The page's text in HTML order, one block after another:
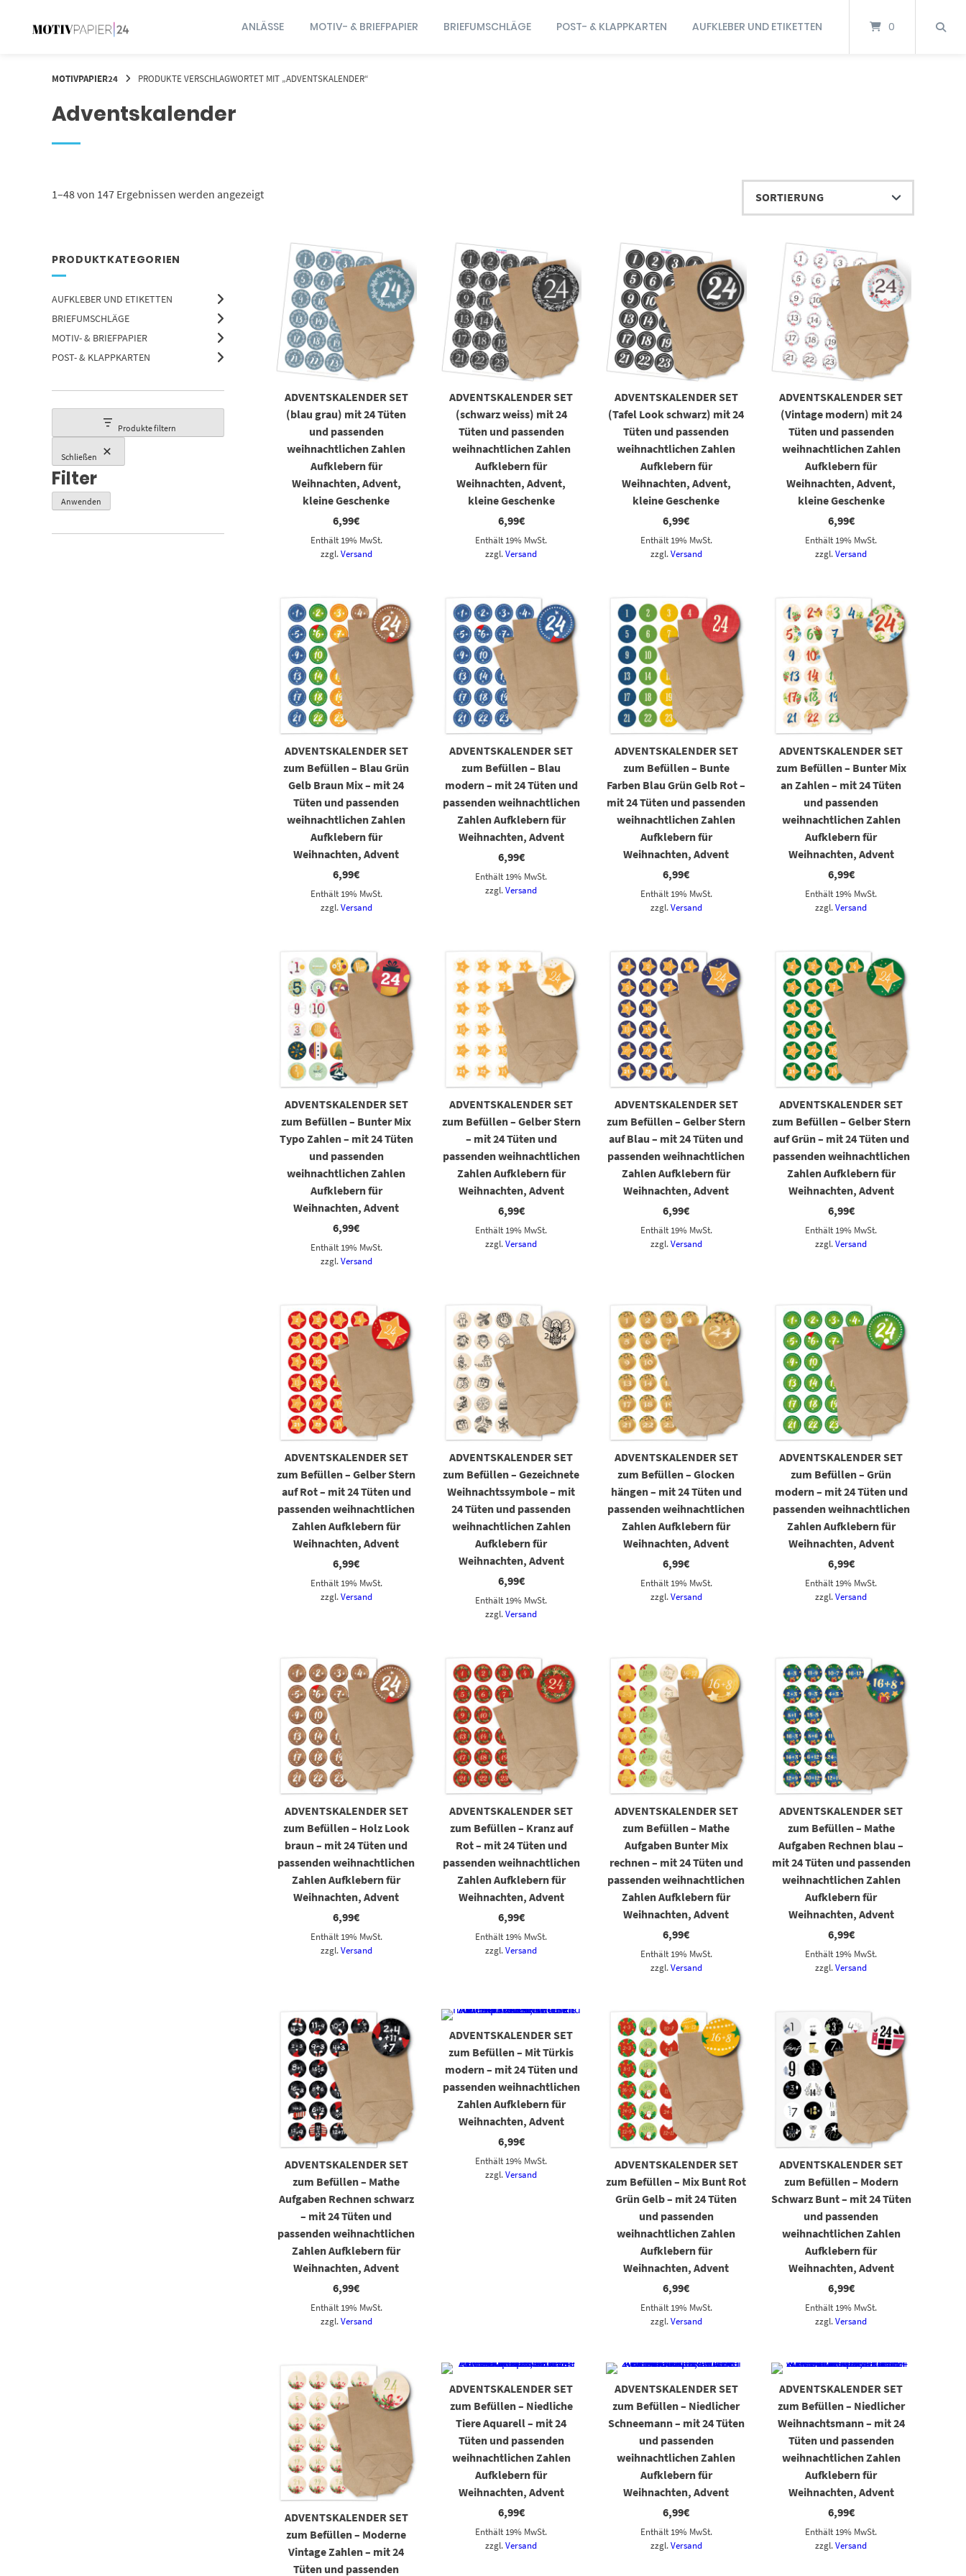
ANLÄSSE MOTIV- & BRIEFPAPIER BRIEFUMSCHLÄGE POST- & KLAPPKARTEN AUFKLEBER UND ETIKETTEN 0
MOTIVPAPIER24 PRODUKTE VERSCHLAGWORTET MIT „ADVENTSKALENDER“
Adventskalender
1–48 von 147 Ergebnissen werden angezeigt
ADVENTSKALENDER SET
(blau grau) mit 24 Tüten
und passenden
weihnachtlichen Zahlen
Aufklebern für
Weihnachten, Advent,
kleine Geschenke
6,99€
Enthält 19% MwSt.
zzgl.Versand
ADVENTSKALENDER SET
(schwarz weiss) mit 24
Tüten und passenden
weihnachtlichen Zahlen
Aufklebern für
Weihnachten, Advent,
kleine Geschenke
6,99€
Enthält 19% MwSt.
zzgl.Versand
ADVENTSKALENDER SET
(Tafel Look schwarz) mit 24
Tüten und passenden
weihnachtlichen Zahlen
Aufklebern für
Weihnachten, Advent,
kleine Geschenke
6,99€
Enthält 19% MwSt.
zzgl.Versand
ADVENTSKALENDER SET
(Vintage modern) mit 24
Tüten und passenden
weihnachtlichen Zahlen
Aufklebern für
Weihnachten, Advent,
kleine Geschenke
6,99€
Enthält 19% MwSt.
zzgl.Versand
ADVENTSKALENDER SET
zum Befüllen – Blau Grün
Gelb Braun Mix – mit 24
Tüten und passenden
weihnachtlichen Zahlen
Aufklebern für
Weihnachten, Advent
6,99€
Enthält 19% MwSt.
zzgl.Versand
ADVENTSKALENDER SET
zum Befüllen – Blau
modern – mit 24 Tüten und
passenden weihnachtlichen
Zahlen Aufklebern für
Weihnachten, Advent
6,99€
Enthält 19% MwSt.
zzgl.Versand
ADVENTSKALENDER SET
zum Befüllen – Bunte
Farben Blau Grün Gelb Rot –
mit 24 Tüten und passenden
weihnachtlichen Zahlen
Aufklebern für
Weihnachten, Advent
6,99€
Enthält 19% MwSt.
zzgl.Versand
ADVENTSKALENDER SET
zum Befüllen – Bunter Mix
an Zahlen – mit 24 Tüten
und passenden
weihnachtlichen Zahlen
Aufklebern für
Weihnachten, Advent
6,99€
Enthält 19% MwSt.
zzgl.Versand
ADVENTSKALENDER SET
zum Befüllen – Bunter Mix
Typo Zahlen – mit 24 Tüten
und passenden
weihnachtlichen Zahlen
Aufklebern für
Weihnachten, Advent
6,99€
Enthält 19% MwSt.
zzgl.Versand
ADVENTSKALENDER SET
zum Befüllen – Gelber Stern
– mit 24 Tüten und
passenden weihnachtlichen
Zahlen Aufklebern für
Weihnachten, Advent
6,99€
Enthält 19% MwSt.
zzgl.Versand
ADVENTSKALENDER SET
zum Befüllen – Gelber Stern
auf Blau – mit 24 Tüten und
passenden weihnachtlichen
Zahlen Aufklebern für
Weihnachten, Advent
6,99€
Enthält 19% MwSt.
zzgl.Versand
ADVENTSKALENDER SET
zum Befüllen – Gelber Stern
auf Grün – mit 24 Tüten und
passenden weihnachtlichen
Zahlen Aufklebern für
Weihnachten, Advent
6,99€
Enthält 19% MwSt.
zzgl.Versand
ADVENTSKALENDER SET
zum Befüllen – Gelber Stern
auf Rot – mit 24 Tüten und
passenden weihnachtlichen
Zahlen Aufklebern für
Weihnachten, Advent
6,99€
Enthält 19% MwSt.
zzgl.Versand
ADVENTSKALENDER SET
zum Befüllen – Gezeichnete
Weihnachtssymbole – mit
24 Tüten und passenden
weihnachtlichen Zahlen
Aufklebern für
Weihnachten, Advent
6,99€
Enthält 19% MwSt.
zzgl.Versand
ADVENTSKALENDER SET
zum Befüllen – Glocken
hängen – mit 24 Tüten und
passenden weihnachtlichen
Zahlen Aufklebern für
Weihnachten, Advent
6,99€
Enthält 19% MwSt.
zzgl.Versand
ADVENTSKALENDER SET
zum Befüllen – Grün
modern – mit 24 Tüten und
passenden weihnachtlichen
Zahlen Aufklebern für
Weihnachten, Advent
6,99€
Enthält 19% MwSt.
zzgl.Versand
ADVENTSKALENDER SET
zum Befüllen – Holz Look
braun – mit 24 Tüten und
passenden weihnachtlichen
Zahlen Aufklebern für
Weihnachten, Advent
6,99€
Enthält 19% MwSt.
zzgl.Versand
ADVENTSKALENDER SET
zum Befüllen – Kranz auf
Rot – mit 24 Tüten und
passenden weihnachtlichen
Zahlen Aufklebern für
Weihnachten, Advent
6,99€
Enthält 19% MwSt.
zzgl.Versand
ADVENTSKALENDER SET
zum Befüllen – Mathe
Aufgaben Bunter Mix
rechnen – mit 24 Tüten und
passenden weihnachtlichen
Zahlen Aufklebern für
Weihnachten, Advent
6,99€
Enthält 19% MwSt.
zzgl.Versand
ADVENTSKALENDER SET
zum Befüllen – Mathe
Aufgaben Rechnen blau –
mit 24 Tüten und passenden
weihnachtlichen Zahlen
Aufklebern für
Weihnachten, Advent
6,99€
Enthält 19% MwSt.
zzgl.Versand
ADVENTSKALENDER SET
zum Befüllen – Mathe
Aufgaben Rechnen schwarz
– mit 24 Tüten und
passenden weihnachtlichen
Zahlen Aufklebern für
Weihnachten, Advent
6,99€
Enthält 19% MwSt.
zzgl.Versand
ADVENTSKALENDER SET
zum Befüllen – Mit Türkis
modern – mit 24 Tüten und
passenden weihnachtlichen
Zahlen Aufklebern für
Weihnachten, Advent
6,99€
Enthält 19% MwSt.
zzgl.Versand
ADVENTSKALENDER SET
zum Befüllen – Mix Bunt Rot
Grün Gelb – mit 24 Tüten
und passenden
weihnachtlichen Zahlen
Aufklebern für
Weihnachten, Advent
6,99€
Enthält 19% MwSt.
zzgl.Versand
ADVENTSKALENDER SET
zum Befüllen – Modern
Schwarz Bunt – mit 24 Tüten
und passenden
weihnachtlichen Zahlen
Aufklebern für
Weihnachten, Advent
6,99€
Enthält 19% MwSt.
zzgl.Versand
ADVENTSKALENDER SET
zum Befüllen – Moderne
Vintage Zahlen – mit 24
Tüten und passenden
ADVENTSKALENDER SET
zum Befüllen – Niedliche
Tiere Aquarell – mit 24
Tüten und passenden
weihnachtlichen Zahlen
Aufklebern für
Weihnachten, Advent
6,99€
Enthält 19% MwSt.
zzgl.Versand
ADVENTSKALENDER SET
zum Befüllen – Niedlicher
Schneemann – mit 24 Tüten
und passenden
weihnachtlichen Zahlen
Aufklebern für
Weihnachten, Advent
6,99€
Enthält 19% MwSt.
zzgl.Versand
ADVENTSKALENDER SET
zum Befüllen – Niedlicher
Weihnachtsmann – mit 24
Tüten und passenden
weihnachtlichen Zahlen
Aufklebern für
Weihnachten, Advent
6,99€
Enthält 19% MwSt.
zzgl.Versand
PRODUKTKATEGORIEN
AUFKLEBER UND ETIKETTEN
BRIEFUMSCHLÄGE
MOTIV- & BRIEFPAPIER
POST- & KLAPPKARTEN
Produkte filtern
Schließen
Filter
Anwenden